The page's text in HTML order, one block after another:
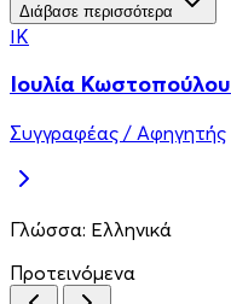
Διάβασε περισσότερα
ΙΚ
Ιουλία Κωστοπούλου
Συγγραφέας / Αφηγητής
Γλώσσα: Ελληνικά
Προτεινόμενα